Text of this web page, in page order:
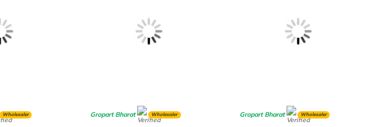
Wholesaler Gropart Bharat Wholesaler Gropart Bharat Wholesaler